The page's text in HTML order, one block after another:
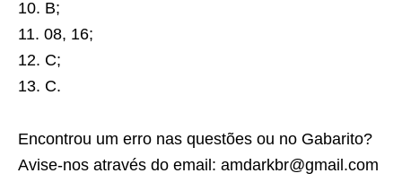
10. B;
11. 08, 16;
12. C;
13. C.
Encontrou um erro nas questões ou no Gabarito?
Avise-nos através do email: amdarkbr@gmail.com